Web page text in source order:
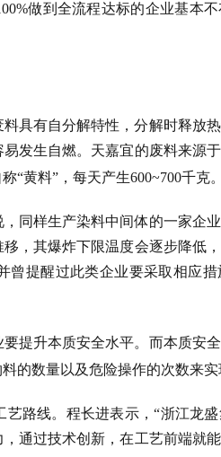
做到全流程达标的企业基本
具有自分解特性，分解时释放
发生自燃。天嘉宜的废料来源
“黄料”，每天产生600~700千克。
同样生产染料中间体的一家企
，其爆炸下限温度会逐步降低
曾提醒过此类企业要采取相应
提升本质安全水平。而本质安
的数量以及危险操作的次数来实
路线。程长进表示，“浙江龙
通过技术创新，在工艺前端就